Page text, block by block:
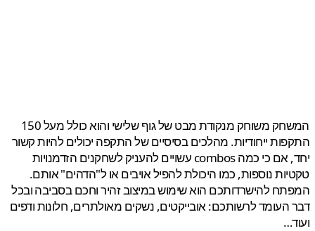
המשחק משוחק מנקודת מבט של גוף שלישי והוא כולל מעל 150
ייחודיות. מהלכים בסיסיים של התקפה יכולים להיות קשור
יחד, אם כי כמה combos עשויים להעניק לשחקנים הזדמנויות
נוספות, כמו היכולת להפיל אויבים או ל"הדהים" אותם.
להישרדותכם הוא שימוש במיצוב זהיר וחכם בסביבה ובכל
לרשותכם: אובייקטים, נשקים מאולתרים, חלונות ודפים